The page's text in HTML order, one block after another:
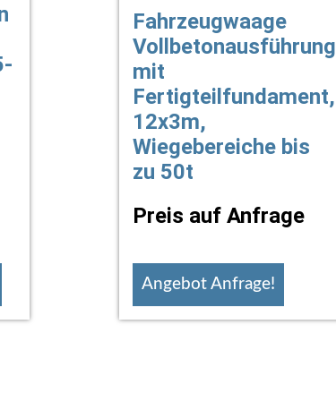
Fahrzeugwaage
Vollbetonausführung
mit
Fertigteilfundament,
12x3m,
Wiegebereiche bis
zu 50t
Preis auf Anfrage
Angebot Anfrage!